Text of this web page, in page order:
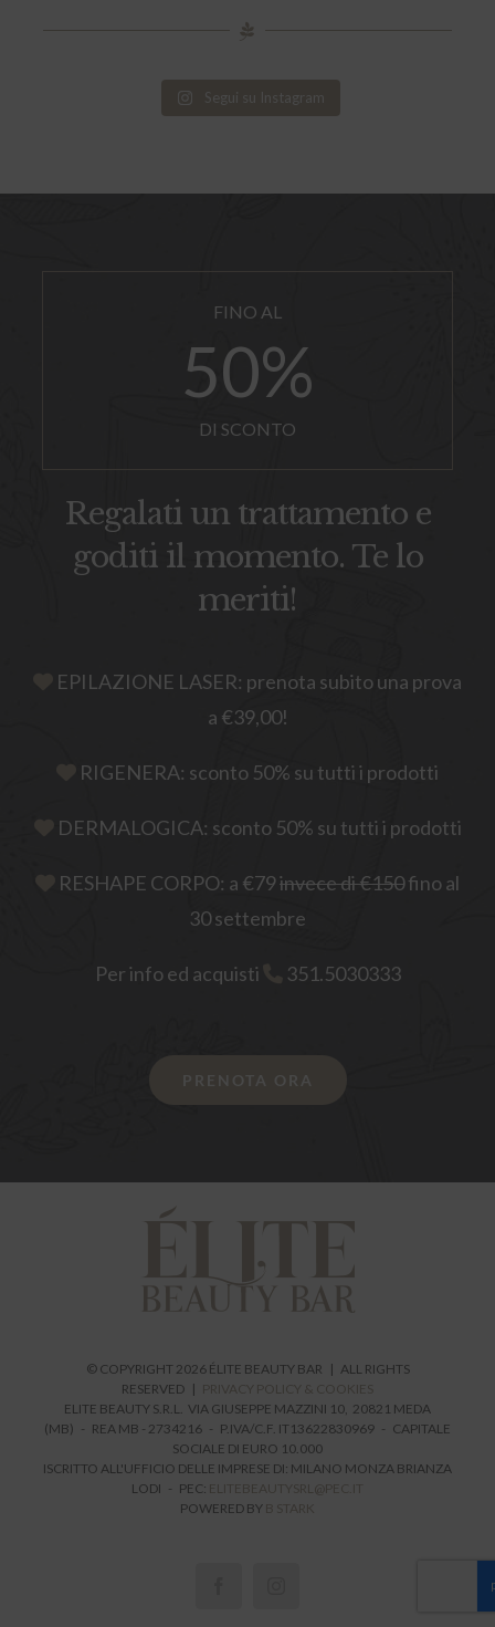
Segui su Instagram
50%
DI SCONTO
Regalati un trattamento e
goditi il momento. Te lo
meriti!
EPILAZIONE LASER: prenota subito una prova
a €39,00!
RIGENERA: sconto 50% su tutti i prodotti
DERMALOGICA: sconto 50% su tutti i prodotti
RESHAPE CORPO: a €79invece di €150fino al
30 settembre
Per info ed acquisti 351.5030333
PRENOTA ORA
© COPYRIGHT 2026 ÉLITE BEAUTY BAR | ALL RIGHTS
RESERVED | PRIVACY POLICY & COOKIES
ELITE BEAUTY S.R.L. VIA GIUSEPPE MAZZINI 10, 20821 MEDA
(MB) - REA MB - 2734216 - P.IVA/C.F. IT13622830969 - CAPITALE
SOCIALE DI EURO 10.000
ISCRITTO ALL'UFFICIO DELLE IMPRESE DI: MILANO MONZA BRIANZA
LODI - PEC: ELITEBEAUTYSRL@PEC.IT
POWERED BY B STARK